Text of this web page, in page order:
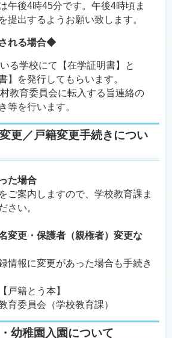
午後4時45分です。午後4時頃ま
提出するようお願い致します。
れる場合◆
る学校にて【在学証明書】と
】を発行してもらいます。
教育委員会に転入する旨連絡の
等を行います。
更／戸籍変更手続きについ
た場合
ご案内しますので、学校教育課ま
さい。
変更・保護者（親権者）変更な
報に変更があった場合も手続き
籍とう本】
員会（学校教育課）
幼稚園入園について